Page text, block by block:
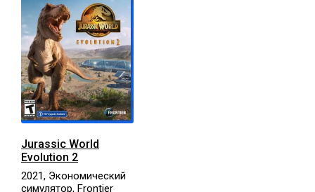
Jurassic World
Evolution 2
2021, Экономический
симулятор, Frontier